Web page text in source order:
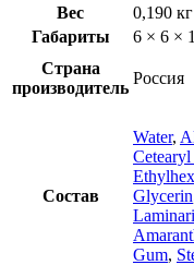
Вес
0,190 кг
Габариты
6 × 6 ×
Страна
производитель
Россия
Состав
Water,
Glycerin
Gum,